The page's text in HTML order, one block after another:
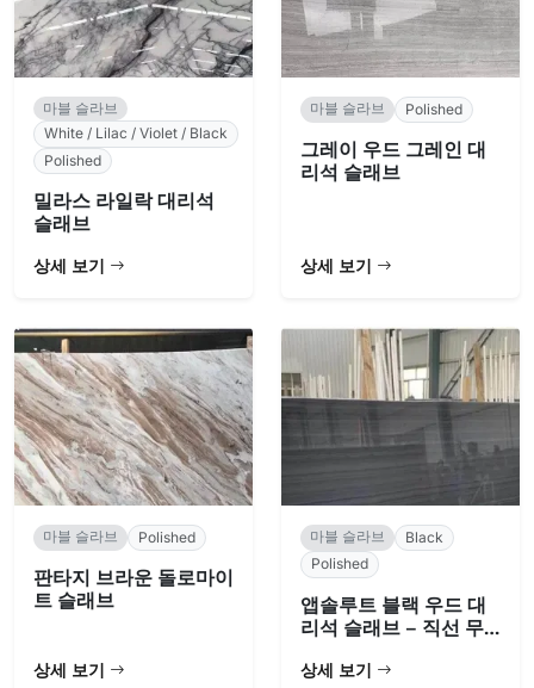
마블 슬라브
White / Lilac / Violet / Black
Polished
밀라스 라일락 대리석
슬래브
상세 보기
마블 슬라브 Polished
그레이 우드 그레인 대
리석 슬래브
상세 보기
마블 슬라브 Polished
판타지 브라운 돌로마이
트 슬래브
상세 보기
마블 슬라브
Black
Polished
앱솔루트 블랙 우드 대
리석 슬래브 – 직선 무
상세 보기